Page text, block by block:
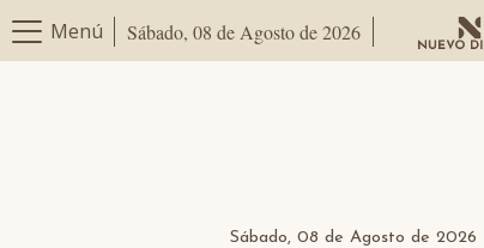
Menú Sábado, 08 de Agosto de 2026
Sábado, 08 de Agosto de 2026